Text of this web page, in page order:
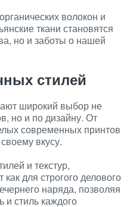
волокон и
ткани становятся
но и заботы о нашей
стилей
широкий выбор не
но и по дизайну. От
современных принтов
вкусу.
и текстур,
для строгого делового
наряда, позволяя
и стиль каждого